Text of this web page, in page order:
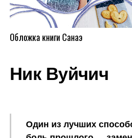
Обложка книги Санаэ
Ник Вуйчич
Один из лучших